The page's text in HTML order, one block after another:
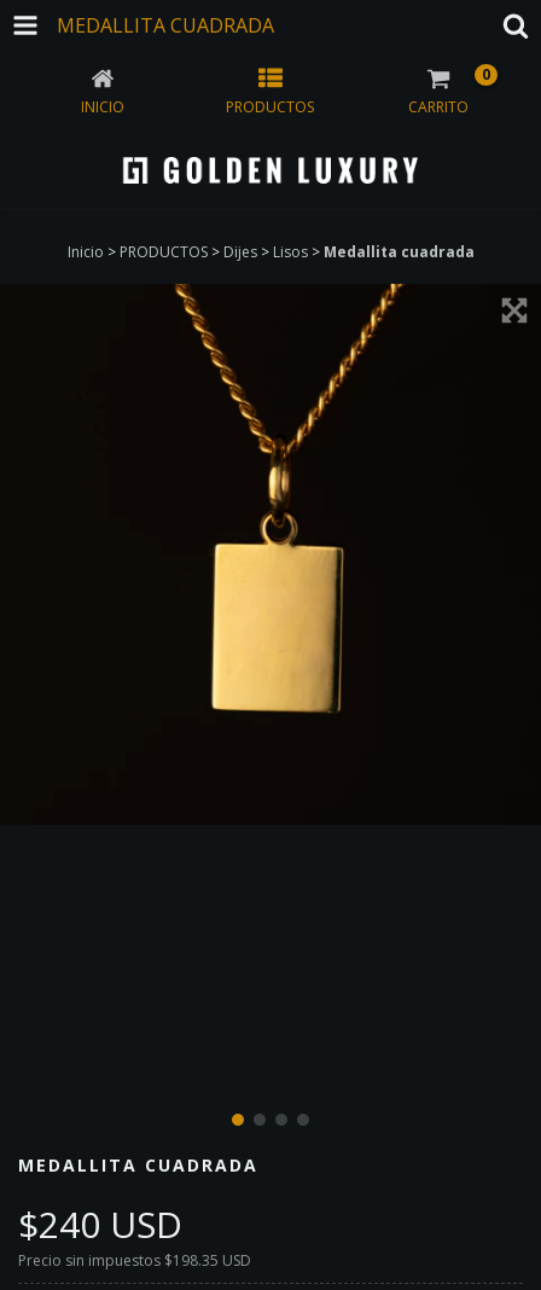
MEDALLITA CUADRADA
INICIO PRODUCTOS CARRITO
0
Inicio > PRODUCTOS > Dijes > Lisos > Medallita cuadrada
MEDALLITA CUADRADA
$240 USD
Precio sin impuestos $198.35 USD